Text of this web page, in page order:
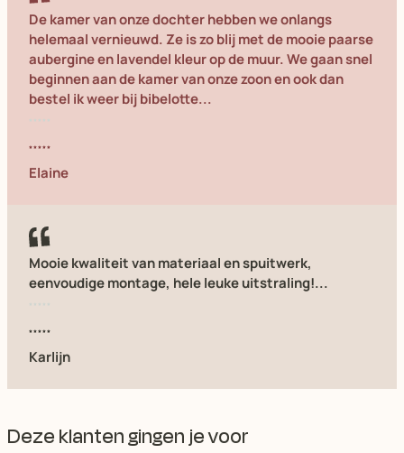
De kamer van onze dochter hebben we onlangs
helemaal vernieuwd. Ze is zo blij met de mooie paarse
aubergine en lavendel kleur op de muur. We gaan snel
beginnen aan de kamer van onze zoon en ook dan
bestel ik weer bij bibelotte...
Elaine
Mooie kwaliteit van materiaal en spuitwerk,
eenvoudige montage, hele leuke uitstraling!...
Karlijn
Deze klanten gingen je voor